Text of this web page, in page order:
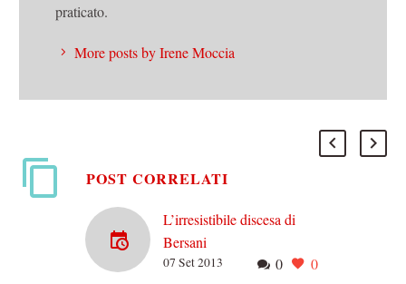
praticato.
More posts by Irene Moccia
POST CORRELATI
L’irresistibile discesa di
Bersani
Che Bersani fosse 0 0
07 Set 2013